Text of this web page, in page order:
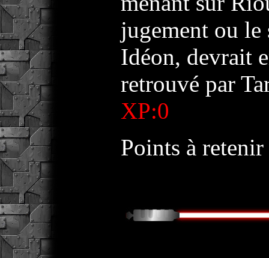
jugement ou
Idéon, devrait
retrouvé par
XP:0
Points à